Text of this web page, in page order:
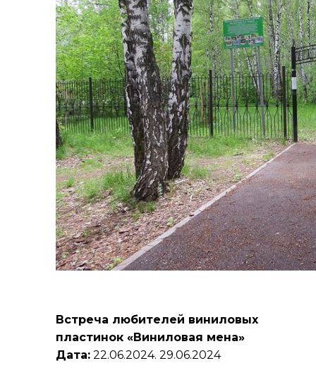
Встреча любителей виниловых
пластинок «Виниловая мена»
Дата: 22.06.2024. 29.06.2024